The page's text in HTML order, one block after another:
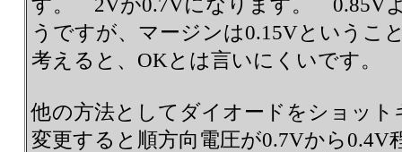
うですが、マージンは0.15Vというこ
考えると、OKとは言いにくいです。
他の方法としてダイオードをショッ
変更すると順方向電圧が0.7Vから0.4V